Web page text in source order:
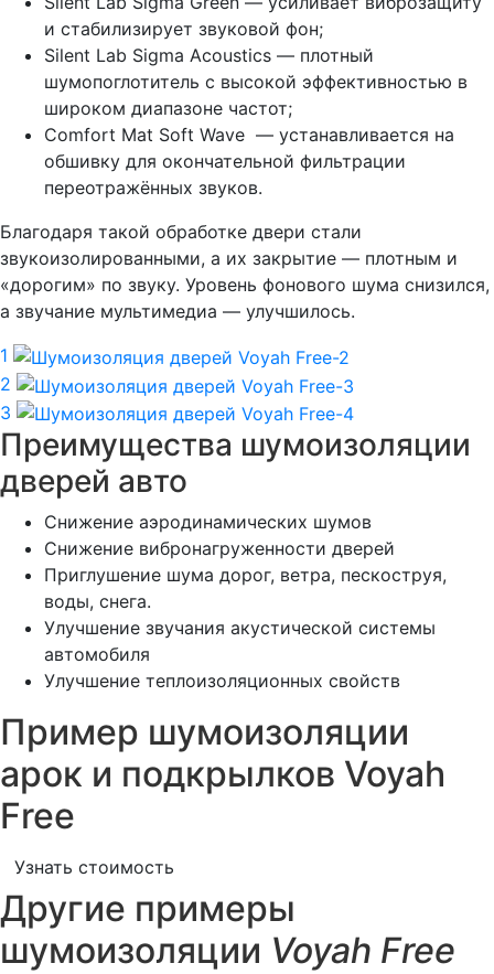
и стабилизирует звуковой фон;
Silent Lab Sigma Acoustics — плотный
шумопоглотитель с высокой эффективностью в
широком диапазоне частот;
Comfort Mat Soft Wave — устанавливается на
обшивку для окончательной фильтрации
переотражённых звуков.
Благодаря такой обработке двери стали
звукоизолированными, а их закрытие — плотным и
«дорогим» по звуку. Уровень фонового шума снизился,
а звучание мультимедиа — улучшилось.
1
2
3
Преимущества шумоизоляции
дверей авто
Снижение аэродинамических шумов
Снижение вибронагруженности дверей
Приглушение шума дорог, ветра, пескоструя,
воды, снега.
Улучшение звучания акустической системы
автомобиля
Улучшение теплоизоляционных свойств
Пример шумоизоляции
арок и подкрылков Voyah
Free
Узнать стоимость
Другие примеры
шумоизоляции Voyah Free